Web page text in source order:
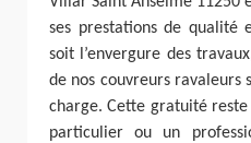
ses prestations de qualité
soit l’envergure des
de nos couvreurs
charge. Cette gratuité reste
particulier ou un